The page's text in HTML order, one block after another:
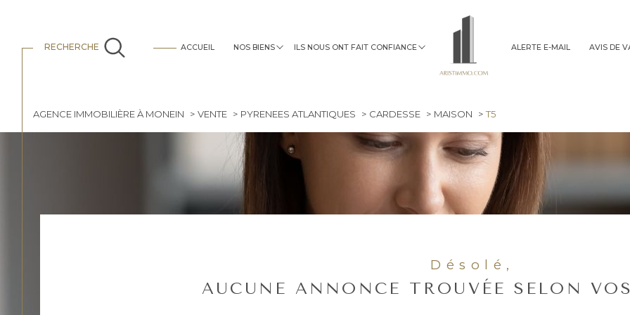
ACCUEIL NOS BIENS ILS NOUS ONT FAIT CONFIANCE ALERTE E-MAIL AVIS DE
RECHERCHE
AGENCE IMMOBILIÈRE À MONEIN VENTE PYRENEES ATLANTIQUES CARDESSE MAISON T5
Désolé,
AUCUNE ANNONCE TROUVÉE SELON